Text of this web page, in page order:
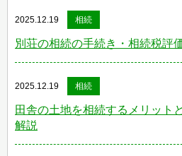
2025.12.19 相続
別荘の相続の手続き・相続税評
2025.12.19 相続
田舎の土地を相続するメリット
解説